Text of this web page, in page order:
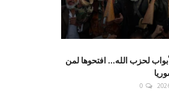
لحزب الله... افتحوها لمن
0